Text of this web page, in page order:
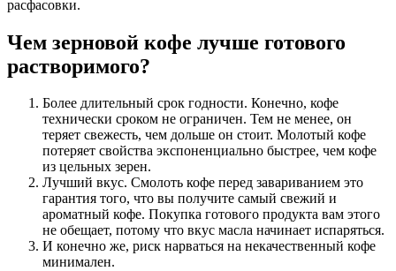
расфасовки.
Чем зерновой кофе лучше готового
растворимого?
Более длительный срок годности. Конечно, кофе
технически сроком не ограничен. Тем не менее, он
теряет свежесть, чем дольше он стоит. Молотый кофе
потеряет свойства экспоненциально быстрее, чем кофе
из цельных зерен.
Лучший вкус. Смолоть кофе перед завариванием это
гарантия того, что вы получите самый свежий и
ароматный кофе. Покупка готового продукта вам этого
не обещает, потому что вкус масла начинает испаряться.
И конечно же, риск нарваться на некачественный кофе
минимален.